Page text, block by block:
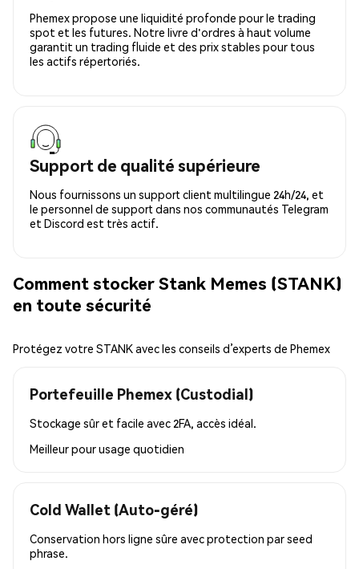
Phemex propose une liquidité profonde pour le trading
spot et les futures. Notre livre d'ordres à haut volume
garantit un trading fluide et des prix stables pour tous
les actifs répertoriés.
Support de qualité supérieure
Nous fournissons un support client multilingue 24h/24, et
le personnel de support dans nos communautés Telegram
et Discord est très actif.
Comment stocker Stank Memes (STANK)
en toute sécurité
Protégez votre STANK avec les conseils d’experts de Phemex
Portefeuille Phemex (Custodial)
Stockage sûr et facile avec 2FA, accès idéal.
Meilleur pourusage quotidien
Cold Wallet (Auto-géré)
Conservation hors ligne sûre avec protection par seed
phrase.